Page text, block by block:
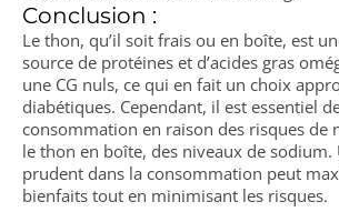
Conclusion :
Le thon, qu’il soit frais ou en boîte, est
source de protéines et d’acides gras
une CG nuls, ce qui en fait un choix
diabétiques. Cependant, il est essentiel
consommation en raison des risques de
le thon en boîte, des niveaux de
prudent dans la consommation peut
bienfaits tout en minimisant les risques.